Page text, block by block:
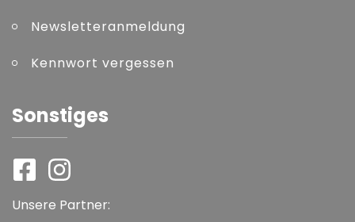
Newsletteranmeldung
Kennwort vergessen
Sonstiges
Unsere Partner: